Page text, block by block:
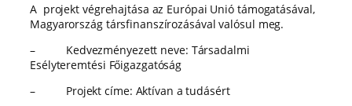
A projekt végrehajtása az Európai Unió támogatásával,
Magyarország társfinanszírozásával valósul meg.
– Kedvezményezett neve: Társadalmi
Esélyteremtési Főigazgatóság
– Projekt címe: Aktívan a tudásért